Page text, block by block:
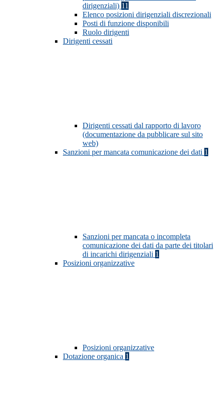
dirigenziali) 11
Elenco posizioni dirigenziali discrezionali
Posti di funzione disponibili
Ruolo dirigenti
Dirigenti cessati
Dirigenti cessati dal rapporto di lavoro
(documentazione da pubblicare sul sito
web)
Sanzioni per mancata comunicazione dei dati 1
Sanzioni per mancata o incompleta
comunicazione dei dati da parte dei titolari
di incarichi dirigenziali 1
Posizioni organizzative
Posizioni organizzative
Dotazione organica 1